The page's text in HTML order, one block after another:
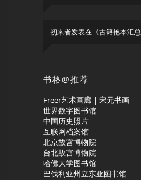
初来者发表在《古籍艳本汇总
书格@推荐
Freer艺术画廊 | 宋元书画
世界数字图书馆
中国历史照片
互联网档案馆
北京故宫博物院
台北故宫博物院
哈佛大学图书馆
巴伐利亚州立东亚图书馆